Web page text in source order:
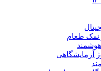
نمک طعام
هوشمند
آزمایشگاهی